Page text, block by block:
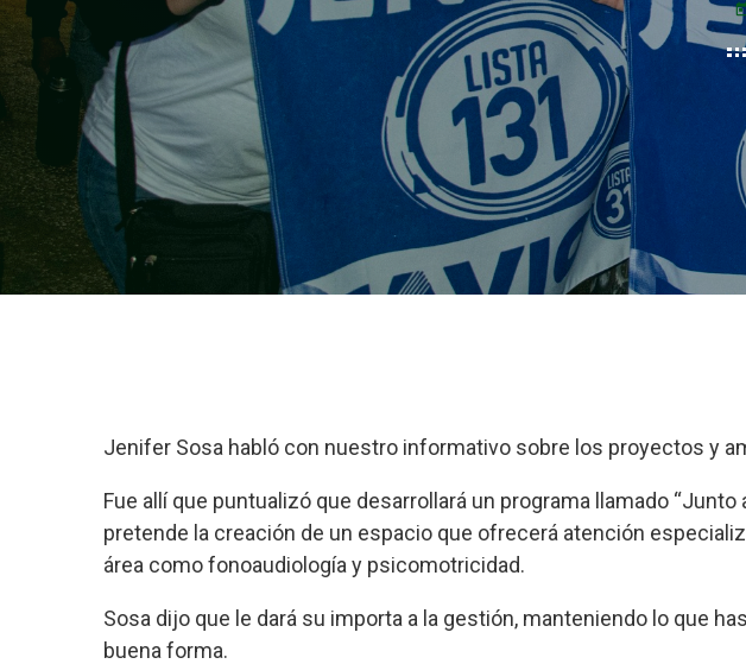
Jenifer Sosa habló con nuestro informativo sobre los proyectos y
Fue allí que puntualizó que desarrollará un programa llamado “Junto
pretende la creación de un espacio que ofrecerá atención
área como fonoaudiología y psicomotricidad.
Sosa dijo que le dará su importa a la gestión, manteniendo lo que
buena forma.